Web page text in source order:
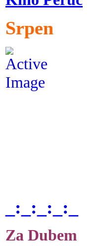
Srpen
_:_:_:_:_
Za Dubem